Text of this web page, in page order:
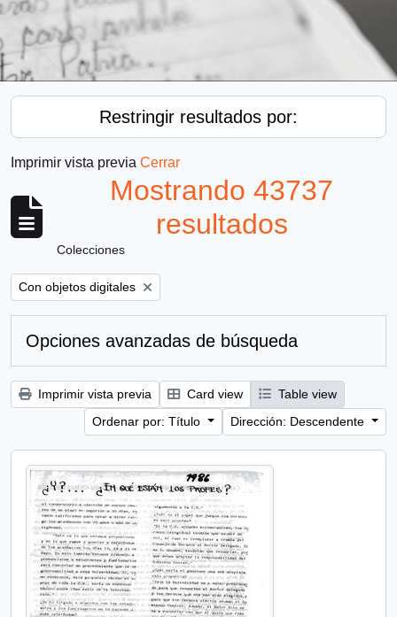
Restringir resultados por:
Imprimir vista previa Cerrar
Mostrando 43737
resultados
Colecciones
Remove filter:
Con objetos digitales
Opciones avanzadas de búsqueda
Imprimir vista previa Card view
Table view
Ordenar por: Título
Dirección: Descendente